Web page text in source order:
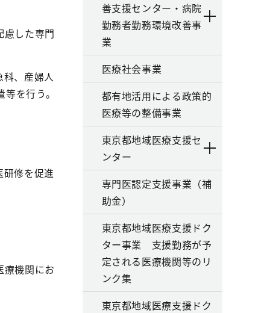
慮した専門
、産婦人
を行う。
修を促進
療機関にお
善支援センター・病院
勤務者勤務環境改善事
業
医療社会事業
都有地活用による政策的
医療等の整備事業
東京都地域医療支援セ
ンター
専門医認定支援事業（補
助金）
東京都地域医療支援ドク
ター事業 支援勤務が予
定される医療機関等のリ
ンク集
東京都地域医療支援ドク